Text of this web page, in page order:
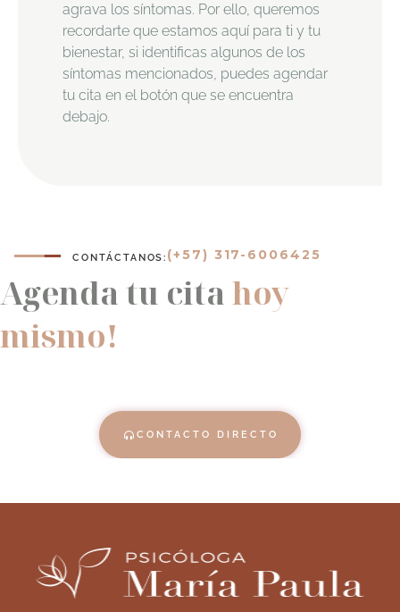
agrava los síntomas. Por ello, queremos
recordarte que estamos aquí para ti y tu
bienestar, si identificas algunos de los
síntomas mencionados, puedes agendar
tu cita en el botón que se encuentra
debajo.
CONTÁCTANOS: (+57) 317-6006425
Agenda tu citahoy
mismo!
CONTACTO DIRECTO